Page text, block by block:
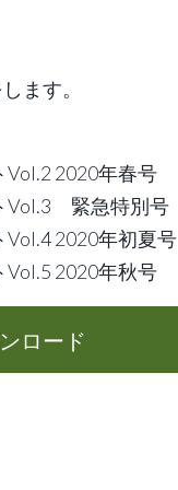
ます。
2020年春号
Vol.3 緊急特別号
2020年初夏号
2020年秋号
ロード